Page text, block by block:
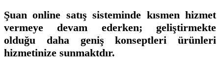
Şuan online satış sisteminde kısmen hizmet
vermeye devam ederken; geliştirmekte
olduğu daha geniş konseptleri ürünleri
hizmetinize sunmaktdır.